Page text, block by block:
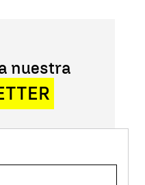
nuestra